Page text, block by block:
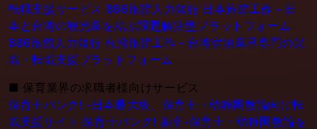
転職支援サービス 886旅館人力銀行 日本旅館工作 - 日
本と台湾の観光業を結ぶ課題解決型プラットフォーム
886旅館人力銀行 台湾旅館工作 - 台湾宿泊業界専門の就
職・転職支援プラットフォーム
■ 保育業界の求職者様向けサービス
保育士バンク! -日本最大級。保育士・幼稚園教論向け転
職支援サイト 保育士バンク! 新卒-保育士・幼稚園教論を